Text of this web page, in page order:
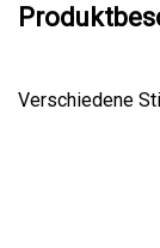
Verschiedene